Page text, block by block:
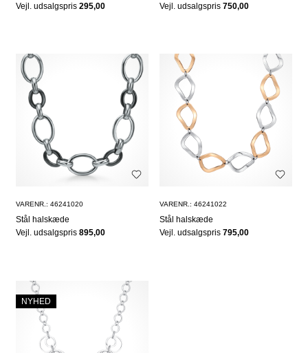
Vejl. udsalgspris 295,00
Vejl. udsalgspris750,00
VARENR.: 46241020
Stål halskæde
Vejl. udsalgspris 895,00
VARENR.: 46241022
Stål halskæde
Vejl. udsalgspris795,00
NYHED